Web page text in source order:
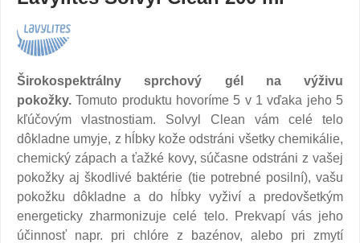
Širokospektrálny sprchový gél na výživu
pokožky.Tomuto produktu hovoríme 5 v 1 vďaka jeho 5
kľúčovým vlastnostiam. Solvyl Clean vám celé telo
dôkladne umyje, z hĺbky kože odstráni všetky chemikálie,
chemický zápach a ťažké kovy, súčasne odstráni z vašej
pokožky aj škodlivé baktérie (tie potrebné posilní), vašu
pokožku dôkladne a do hĺbky vyživí a predovšetkým
energeticky zharmonizuje celé telo. Prekvapí vás jeho
účinnosť napr. pri chlóre z bazénov, alebo pri zmytí